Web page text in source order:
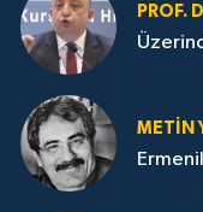
PROF.
METIN